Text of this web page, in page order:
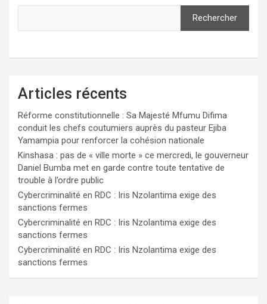
Rechercher
Articles récents
Réforme constitutionnelle : Sa Majesté Mfumu Difima
conduit les chefs coutumiers auprès du pasteur Ejiba
Yamampia pour renforcer la cohésion nationale
Kinshasa : pas de « ville morte » ce mercredi, le gouverneur
Daniel Bumba met en garde contre toute tentative de
trouble à l’ordre public
Cybercriminalité en RDC : Iris Nzolantima exige des
sanctions fermes
Cybercriminalité en RDC : Iris Nzolantima exige des
sanctions fermes
Cybercriminalité en RDC : Iris Nzolantima exige des
sanctions fermes